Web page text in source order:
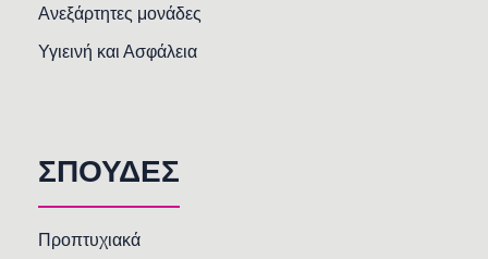
Ανεξάρτητες μονάδες
Υγιεινή και Ασφάλεια
ΣΠΟΥΔΕΣ
Προπτυχιακά